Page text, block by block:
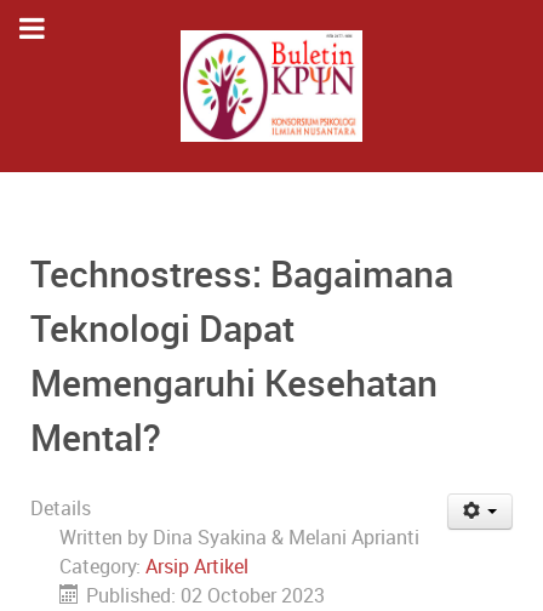
Technostress: Bagaimana
Teknologi Dapat
Memengaruhi Kesehatan
Mental?
Details
Written by Dina Syakina & Melani Aprianti
Category: Arsip Artikel
Published: 02 October 2023